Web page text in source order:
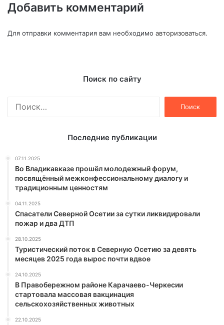
Добавить комментарий
Для отправки комментария вам необходимо авторизоваться.
Поиск по сайту
Последние публикации
07.11.2025
Во Владикавказе прошёл молодежный форум,
посвящённый межконфессиональному диалогу и
традиционным ценностям
04.11.2025
Спасатели Северной Осетии за сутки ликвидировали
пожар и два ДТП
28.10.2025
Туристический поток в Северную Осетию за девять
месяцев 2025 года вырос почти вдвое
24.10.2025
В Правобережном районе Карачаево-Черкесии
стартовала массовая вакцинация
сельскохозяйственных животных
22.10.2025